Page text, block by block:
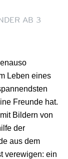
AB 3
Leben eines
Freunde hat.
Bildern von
der
aus dem
verewigen: ein